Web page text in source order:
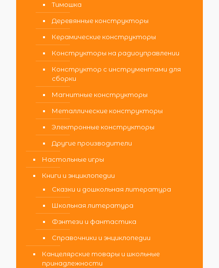
Тимошка
Деревянные конструкторы
Керамические конструкторы
Конструкторы на радиоуправлении
Конструктор с инструментами для
сборки
Магнитные конструкторы
Металлические конструкторы
Электронные конструкторы
Другие производители
Настольные игры
Книги и энциклопедии
Сказки и дошкольная литература
Школьная литература
Фэнтези и фантастика
Справочники и энциклопедии
Канцелярские товары и школьные
принадлежности